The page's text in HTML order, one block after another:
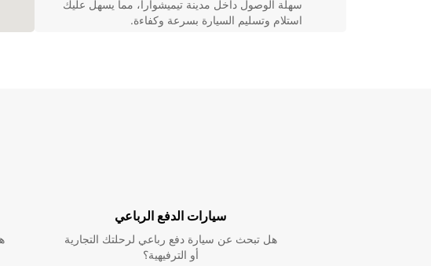
سهلة الوصول داخل مدينة تيميشوارا، مما يسهل عليك
استلام وتسليم السيارة بسرعة وكفاءة.
سيارات الدفع الرباعي
هل تبحث عن سيارة دفع رباعي لرحلتك التجارية
أو الترفيهية؟